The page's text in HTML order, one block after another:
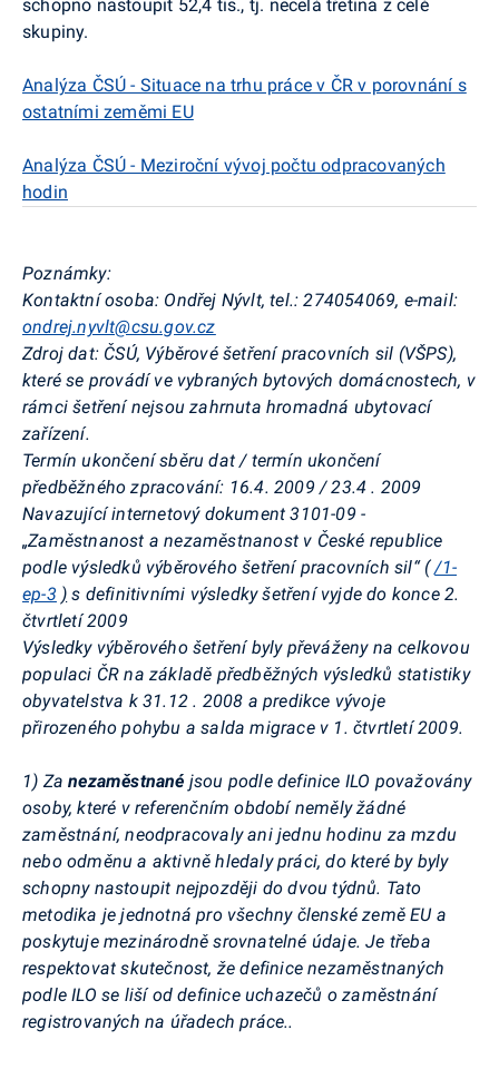
schopno nastoupit 52,4 tis., tj. necelá třetina z celé
skupiny.
Analýza ČSÚ - Situace na trhu práce v ČR v porovnání s
ostatními zeměmi EU
Analýza ČSÚ - Meziroční vývoj počtu odpracovaných
hodin
Poznámky:
Kontaktní osoba: Ondřej Nývlt, tel.: 274054069, e-mail:
ondrej.nyvlt@csu.gov.cz
Zdroj dat: ČSÚ, Výběrové šetření pracovních sil (VŠPS),
které se provádí ve vybraných bytových domácnostech, v
rámci šetření nejsou zahrnuta hromadná ubytovací
zařízení.
Termín ukončení sběru dat / termín ukončení
předběžného zpracování: 16.4. 2009 / 23.4 . 2009
Navazující internetový dokument 3101-09 -
„Zaměstnanost a nezaměstnanost v České republice
podle výsledků výběrového šetření pracovních sil“ ( /1-
ep-3 ) s definitivními výsledky šetření vyjde do konce 2.
čtvrtletí 2009
Výsledky výběrového šetření byly převáženy na celkovou
populaci ČR na základě předběžných výsledků statistiky
obyvatelstva k 31.12 . 2008 a predikce vývoje
přirozeného pohybu a salda migrace v 1. čtvrtletí 2009.
1) Zanezaměstnané jsou podle definice ILO považovány
osoby, které v referenčním období neměly žádné
zaměstnání, neodpracovaly ani jednu hodinu za mzdu
nebo odměnu a aktivně hledaly práci, do které by byly
schopny nastoupit nejpozději do dvou týdnů. Tato
metodika je jednotná pro všechny členské země EU a
poskytuje mezinárodně srovnatelné údaje. Je třeba
respektovat skutečnost, že definice nezaměstnaných
podle ILO se liší od definice uchazečů o zaměstnání
registrovaných na úřadech práce..